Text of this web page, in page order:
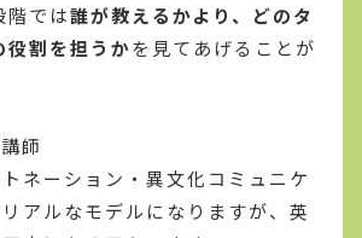
階では誰が教えるかより、どのタ
役割を担うかを見てあげることが
師
ネーション・異文化コミュニケ
アルなモデルになりますが、英